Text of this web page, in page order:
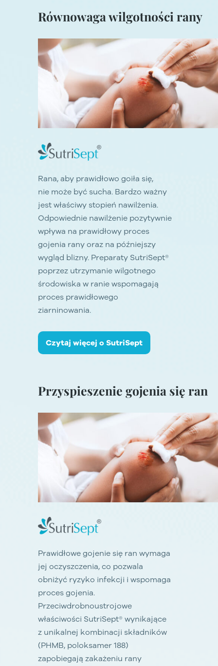
Równowaga wilgotności rany
Rana, aby prawidłowo goiła się,
nie może być sucha. Bardzo ważny
jest właściwy stopień nawilżenia.
Odpowiednie nawilżenie pozytywnie
wpływa na prawidłowy proces
gojenia rany oraz na późniejszy
wygląd blizny. Preparaty SutriSept®
poprzez utrzymanie wilgotnego
środowiska w ranie wspomagają
proces prawidłowego
ziarninowania.
Czytaj więcej o SutriSept
Przyspieszenie gojenia się ran
Prawidłowe gojenie się ran wymaga
jej oczyszczenia, co pozwala
obniżyć ryzyko infekcji i wspomaga
proces gojenia.
Przeciwdrobnoustrojowe
właściwości SutriSept® wynikające
z unikalnej kombinacji składników
(PHMB, poloksamer 188)
zapobiegają zakażeniu rany